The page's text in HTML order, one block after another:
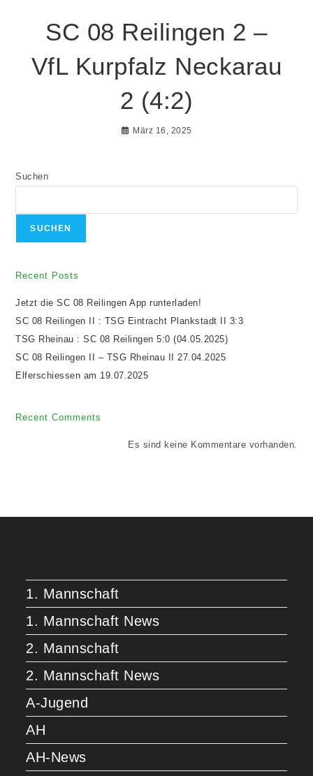
SC 08 Reilingen 2 –
VfL Kurpfalz Neckarau
2 (4:2)
März 16, 2025
Suchen
SUCHEN
Recent Posts
Jetzt die SC 08 Reilingen App runterladen!
SC 08 Reilingen II : TSG Eintracht Plankstadt II 3:3
TSG Rheinau : SC 08 Reilingen 5:0 (04.05.2025)
SC 08 Reilingen II – TSG Rheinau II 27.04.2025
Elferschiessen am 19.07.2025
Recent Comments
Es sind keine Kommentare vorhanden.
1. Mannschaft
1. Mannschaft News
2. Mannschaft
2. Mannschaft News
A-Jugend
AH
AH-News